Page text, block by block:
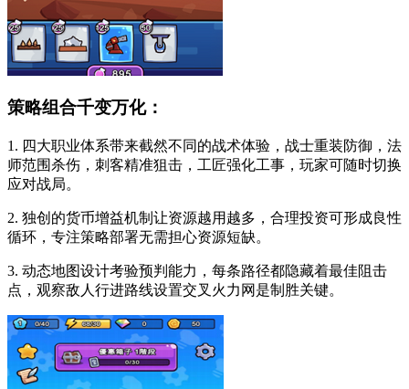
策略组合千变万化：
1. 四大职业体系带来截然不同的战术体验，战士重装防御，法
师范围杀伤，刺客精准狙击，工匠强化工事，玩家可随时切换
应对战局。
2. 独创的货币增益机制让资源越用越多，合理投资可形成良性
循环，专注策略部署无需担心资源短缺。
3. 动态地图设计考验预判能力，每条路径都隐藏着最佳阻击
点，观察敌人行进路线设置交叉火力网是制胜关键。